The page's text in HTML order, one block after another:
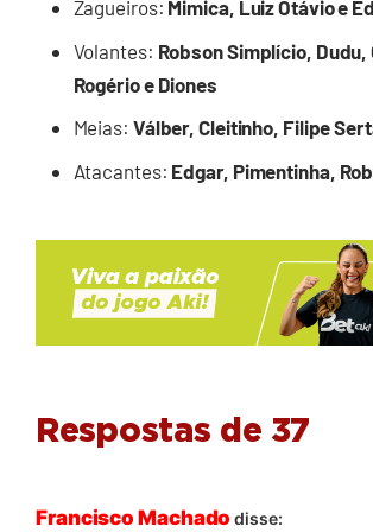
Zagueiros: Mimica, Luiz Otávio e
Volantes: Robson Simplício, Dudu,
Rogério e Diones
Meias: Válber, Cleitinho, Filipe
Atacantes: Edgar, Pimentinha,
Respostas de 37
Francisco Machado disse: